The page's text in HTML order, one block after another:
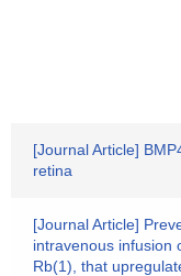
[Journal Article]
retina
[Journal Article]
intravenous infusion
Rb(1), that